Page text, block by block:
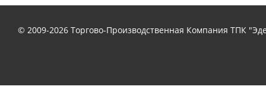
© 2009-2026 Торгово-Производственная Компания ТПК